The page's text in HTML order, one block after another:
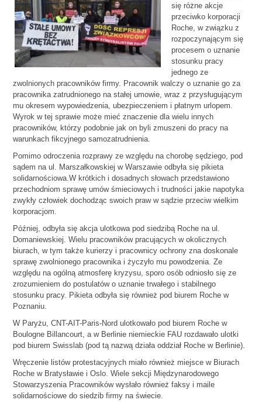
się różne akcje
przeciwko korporacji
Roche, w związku z
rozpoczynającym się
procesem o uznanie
stosunku pracy
jednego ze
zwolnionych pracowników firmy. Pracownik walczy o uznanie go za
pracownika zatrudnionego na stałej umowie, wraz z przysługującym
mu okresem wypowiedzenia, ubezpieczeniem i płatnym urlopem.
Wyrok w tej sprawie może mieć znaczenie dla wielu innych
pracowników, którzy podobnie jak on byli zmuszeni do pracy na
warunkach fikcyjnego samozatrudnienia.
Pomimo odroczenia rozprawy ze względu na chorobę sędziego, pod
sądem na ul. Marszałkowskiej w Warszawie odbyła się pikieta
solidarnościowa.W krótkich i dosadnych słowach przedstawiono
przechodniom sprawę umów śmieciowych i trudności jakie napotyka
zwykły człowiek dochodząc swoich praw w sądzie przeciw wielkim
korporacjom.
Później, odbyła się akcja ulotkowa pod siedzibą Roche na ul.
Domaniewskiej. Wielu pracowników pracujących w okolicznych
biurach, w tym także kurierzy i pracownicy ochrony zna doskonale
sprawę zwolnionego pracownika i życzyło mu powodzenia. Ze
względu na ogólną atmosferę kryzysu, sporo osób odniosło się ze
zrozumieniem do postulatów o uznanie trwałego i stabilnego
stosunku pracy. Pikieta odbyła się również pod biurem Roche w
Poznaniu.
W Paryżu, CNT-AIT-Paris-Nord ulotkowało pod biurem Roche w
Boulogne Billancourt, a w Berlinie niemieckie FAU rozdawało ulotki
pod biurem Swisslab (pod tą nazwą działa oddział Roche w Berlinie).
Wręczenie listów protestacyjnych miało również miejsce w Biurach
Roche w Bratysławie i Oslo. Wiele sekcji Międzynarodowego
Stowarzyszenia Pracowników wysłało również faksy i maile
solidarnościowe do siedzib firmy na świecie.